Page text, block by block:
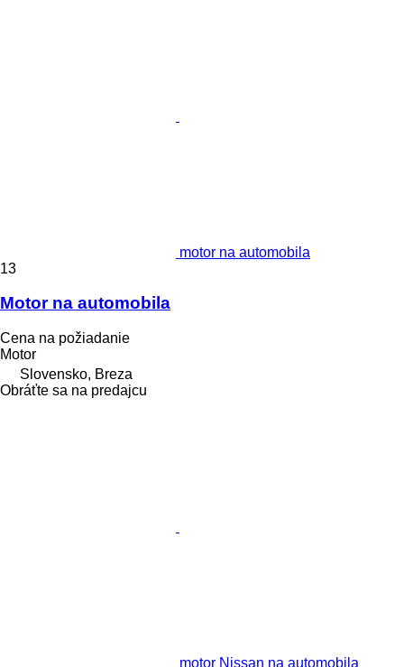
motor na automobila
13
Motor na automobila
Cena na požiadanie
Motor
Slovensko, Breza
Obráťte sa na predajcu
motor Nissan na automobila